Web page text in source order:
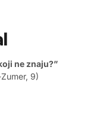
ne znaju?”
9)